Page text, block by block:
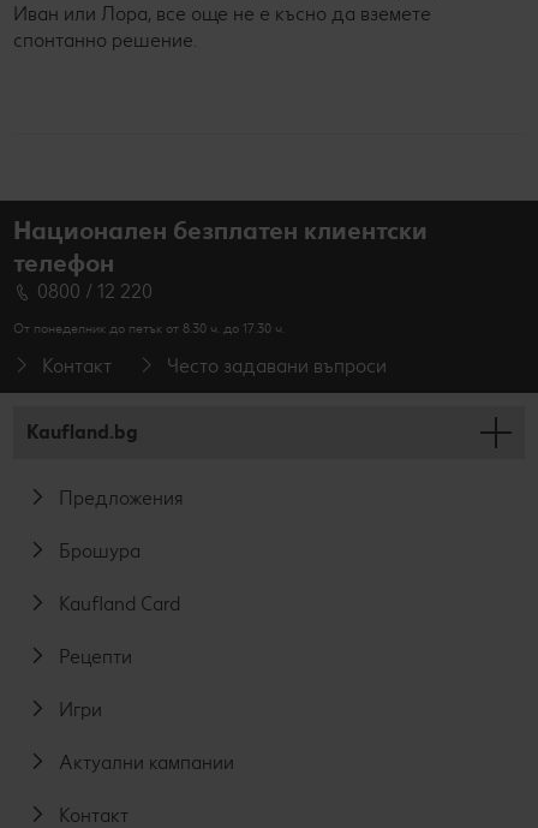
Иван или Лора, все още не е късно да вземете
спонтанно решение.
Национален безплатен клиентски
телефон
0800 / 12 220
От понеделник до петък от 8.30 ч. до 17.30 ч.
Контакт Често задавани въпроси
Kaufland.bg
Предложения
Брошура
Kaufland Card
Рецепти
Игри
Актуални кампании
Контакт